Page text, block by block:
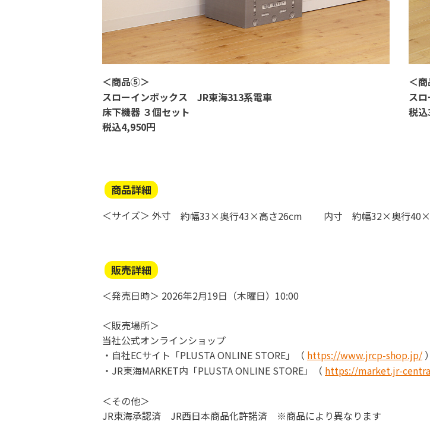
＜商品⑤＞
スローインボックス JR東海313系電車
床下機器 ３個セット
税込4,950円
＜
ス
税込
商品詳細
＜サイズ＞ 外寸 約幅33×奥行43×高さ26cm 内寸 約幅32×奥行
販売詳細
＜発売日時＞ 2026年2月19日（木曜日） 10:00
＜販売場所＞
当社公式オンラインショップ
・自社ECサイト「PLUSTA ONLINE STORE」（ https://www.jrcp-shop.jp/ ）
・JR東海MARKET内「PLUSTA ONLINE STORE」（ https://market.jr-
＜その他＞
JR東海承認済 JR西日本商品化許諾済 ※商品により異なります